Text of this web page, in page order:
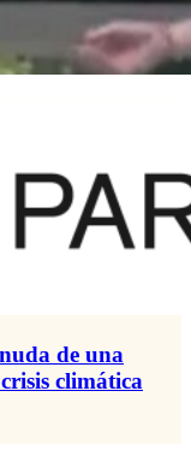
de una
climática